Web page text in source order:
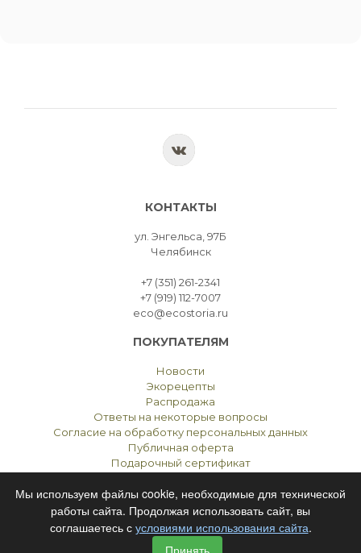
КОНТАКТЫ
ул. Энгельса, 97Б
Челябинск
+7 (351) 261-2341
+7 (919) 112-7007
eco@ecostoria.ru
ПОКУПАТЕЛЯМ
Новости
Экорецепты
Распродажа
Ответы на некоторые вопросы
Согласие на обработку персональных данных
Публичная оферта
Подарочный сертификат
ЭКОСТОРИЯЧЕЛЯБИНСК © 2021
Мы используем файлы cookie, необходимые для технической
работы сайта. Продолжая использовать сайт, вы
соглашаетесь с условиями использования сайта.
Принять